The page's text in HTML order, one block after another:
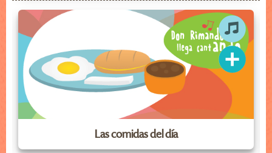
Las comidas del día